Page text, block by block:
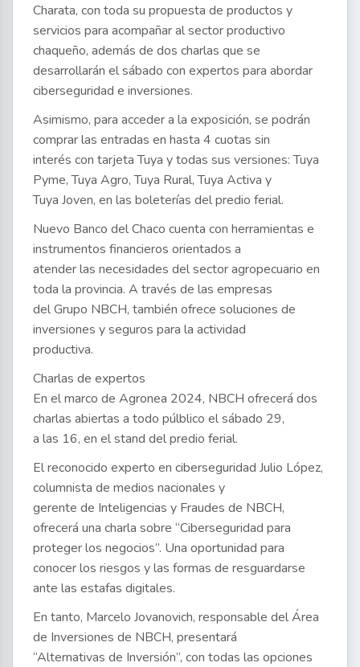
Charata, con toda su propuesta de productos y
servicios para acompañar al sector productivo
chaqueño, además de dos charlas que se
desarrollarán el sábado con expertos para abordar
ciberseguridad e inversiones.
Asimismo, para acceder a la exposición, se podrán
comprar las entradas en hasta 4 cuotas sin
interés con tarjeta Tuya y todas sus versiones: Tuya
Pyme, Tuya Agro, Tuya Rural, Tuya Activa y
Tuya Joven, en las boleterías del predio ferial.
Nuevo Banco del Chaco cuenta con herramientas e
instrumentos financieros orientados a
atender las necesidades del sector agropecuario en
toda la provincia. A través de las empresas
del Grupo NBCH, también ofrece soluciones de
inversiones y seguros para la actividad
productiva.
Charlas de expertos
En el marco de Agronea 2024, NBCH ofrecerá dos
charlas abiertas a todo púlblico el sábado 29,
a las 16, en el stand del predio ferial.
El reconocido experto en ciberseguridad Julio López,
columnista de medios nacionales y
gerente de Inteligencias y Fraudes de NBCH,
ofrecerá una charla sobre “Ciberseguridad para
proteger los negocios”. Una oportunidad para
conocer los riesgos y las formas de resguardarse
ante las estafas digitales.
En tanto, Marcelo Jovanovich, responsable del Área
de Inversiones de NBCH, presentará
“Alternativas de Inversión”, con todas las opciones